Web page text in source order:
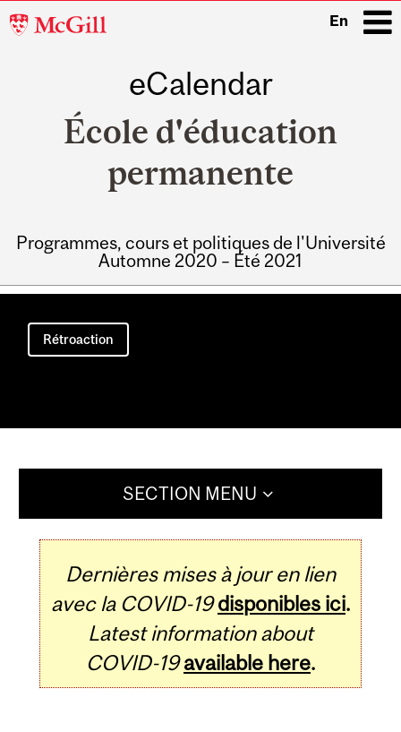
McGill
En
eCalendar
École d'éducation
permanente
Programmes, cours et politiques de l'Université
Automne 2020 – Été 2021
Main
navigation
Rétroaction
SECTION MENU
Dernières mises à jour en lien
avec la COVID-19 disponibles ici.
Latest information about
COVID-19 available here.